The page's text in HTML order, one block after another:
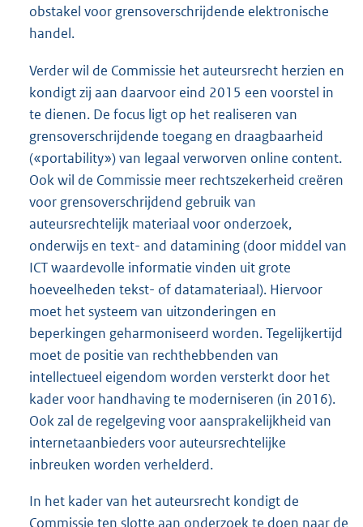
obstakel voor grensoverschrijdende elektronische
handel.
Verder wil de Commissie het auteursrecht herzien en
kondigt zij aan daarvoor eind 2015 een voorstel in
te dienen. De focus ligt op het realiseren van
grensoverschrijdende toegang en draagbaarheid
(«portability») van legaal verworven online content.
Ook wil de Commissie meer rechtszekerheid creëren
voor grensoverschrijdend gebruik van
auteursrechtelijk materiaal voor onderzoek,
onderwijs en text- and datamining (door middel van
ICT waardevolle informatie vinden uit grote
hoeveelheden tekst- of datamateriaal). Hiervoor
moet het systeem van uitzonderingen en
beperkingen geharmoniseerd worden. Tegelijkertijd
moet de positie van rechthebbenden van
intellectueel eigendom worden versterkt door het
kader voor handhaving te moderniseren (in 2016).
Ook zal de regelgeving voor aansprakelijkheid van
internetaanbieders voor auteursrechtelijke
inbreuken worden verhelderd.
In het kader van het auteursrecht kondigt de
Commissie ten slotte aan onderzoek te doen naar de